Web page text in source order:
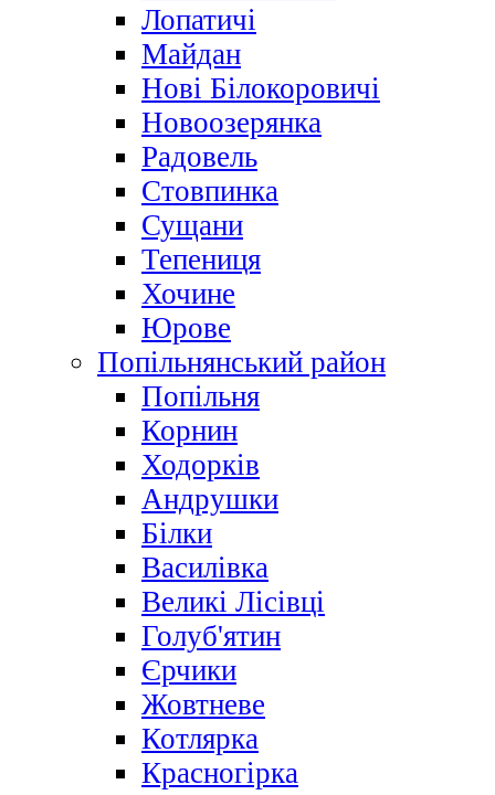
Лопатичі
Майдан
Нові Білокоровичі
Новоозерянка
Радовель
Стовпинка
Сущани
Тепениця
Хочине
Юрове
Попільнянський район
Попільня
Корнин
Ходорків
Андрушки
Білки
Василівка
Великі Лісівці
Голуб'ятин
Єрчики
Жовтневе
Котлярка
Красногірка